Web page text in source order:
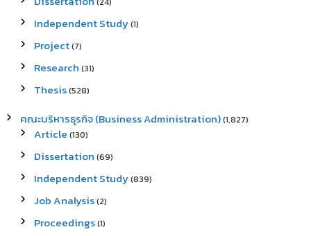
Independent Study(1)
Project(7)
Research (31)
Thesis(528)
คณะบริหารธุรกิจ (Business Administration)(1,827)
Article (130)
Dissertation (69)
Independent Study(839)
Job Analysis(2)
Proceedings(1)